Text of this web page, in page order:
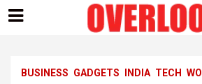
contentBUSINESS GADGETS INDIA TECH